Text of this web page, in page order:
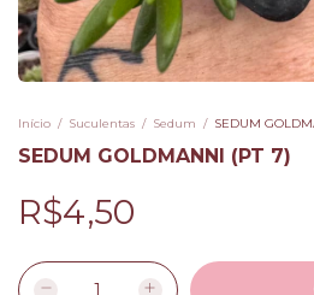
Início / Suculentas / Sedum / SEDUM
SEDUM GOLDMANNI (PT 7)
R$4,50